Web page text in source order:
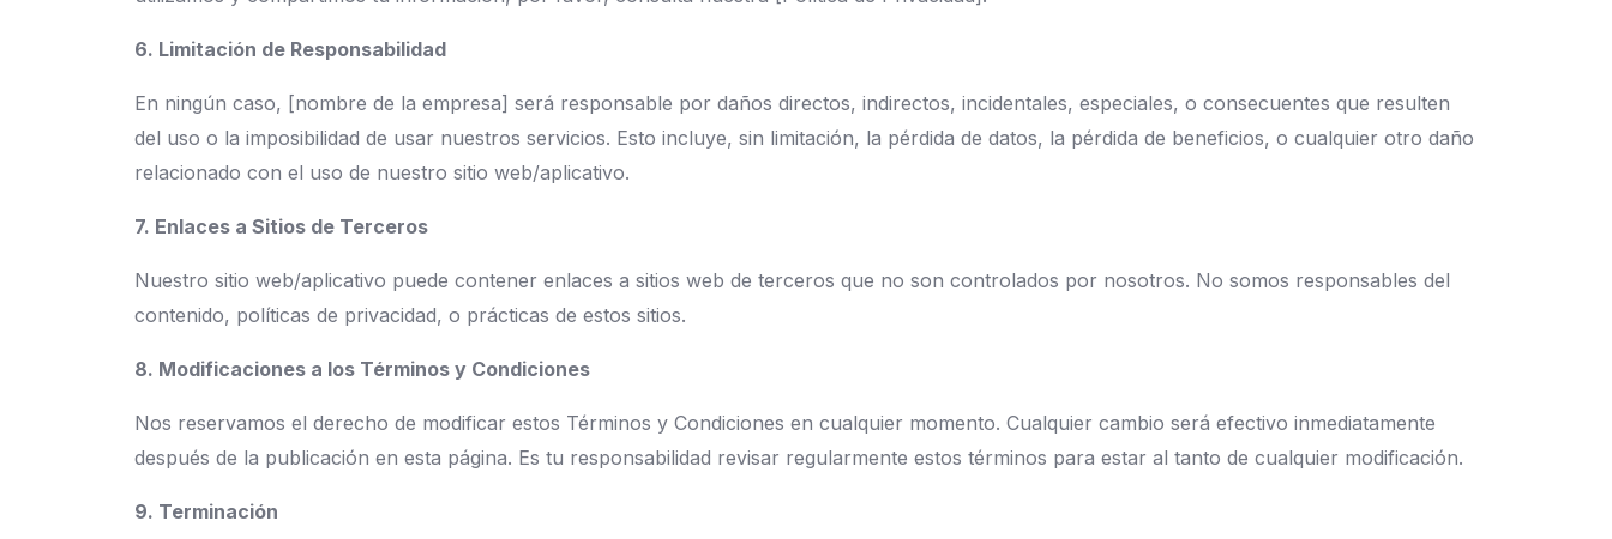
6. Limitación de Responsabilidad
En ningún caso, [nombre de la empresa] será responsable por daños directos, indirectos, incidentales, especiales, o consecuentes que resulten
del uso o la imposibilidad de usar nuestros servicios. Esto incluye, sin limitación, la pérdida de datos, la pérdida de beneficios, o cualquier otro daño
relacionado con el uso de nuestro sitio web/aplicativo.
7. Enlaces a Sitios de Terceros
Nuestro sitio web/aplicativo puede contener enlaces a sitios web de terceros que no son controlados por nosotros. No somos responsables del
contenido, políticas de privacidad, o prácticas de estos sitios.
8. Modificaciones a los Términos y Condiciones
Nos reservamos el derecho de modificar estos Términos y Condiciones en cualquier momento. Cualquier cambio será efectivo inmediatamente
después de la publicación en esta página. Es tu responsabilidad revisar regularmente estos términos para estar al tanto de cualquier modificación.
9. Terminación